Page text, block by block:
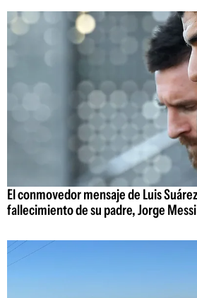
El conmovedor mensaje de Luis
fallecimiento de su padre, Jorge Messi